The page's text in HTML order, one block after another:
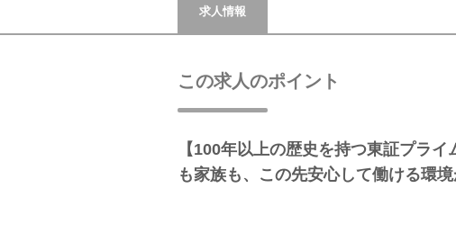
求人情報
この求人のポイント
【100年以上の歴史を持つ東証プラ
も家族も、この先安心して働ける環